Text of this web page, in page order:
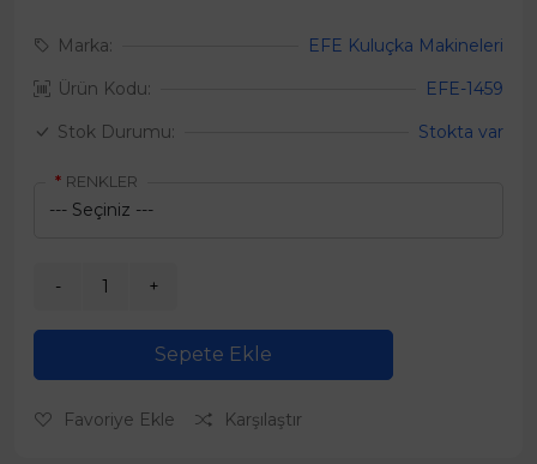
Marka:
EFE Kuluçka Makineleri
Ürün Kodu:
EFE-1459
Stok Durumu:
Stokta var
RENKLER
Sepete Ekle
Favoriye Ekle Karşılaştır